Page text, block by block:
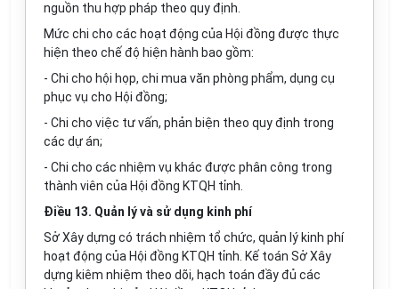
nguồn thu hợp pháp theo quy định.
Mức chi cho các hoạt động của Hội đồng được thực
hiện theo chế độ hiện hành bao gồm:
- Chi cho hội họp, chi mua văn phòng phẩm, dụng cụ
phục vụ cho Hội đồng;
- Chi cho việc tư vấn, phản biện theo quy định trong
các dự án;
- Chi cho các nhiệm vụ khác được phân công trong
thành viên của Hội đồng KTQH tỉnh.
Điều 13. Quản lý và sử dụng kinh phí
Sở Xây dựng có trách nhiệm tổ chức, quản lý kinh phí
hoạt động của Hội đồng KTQH tỉnh. Kế toán Sở Xây
dựng kiêm nhiệm theo dõi, hạch toán đầy đủ các